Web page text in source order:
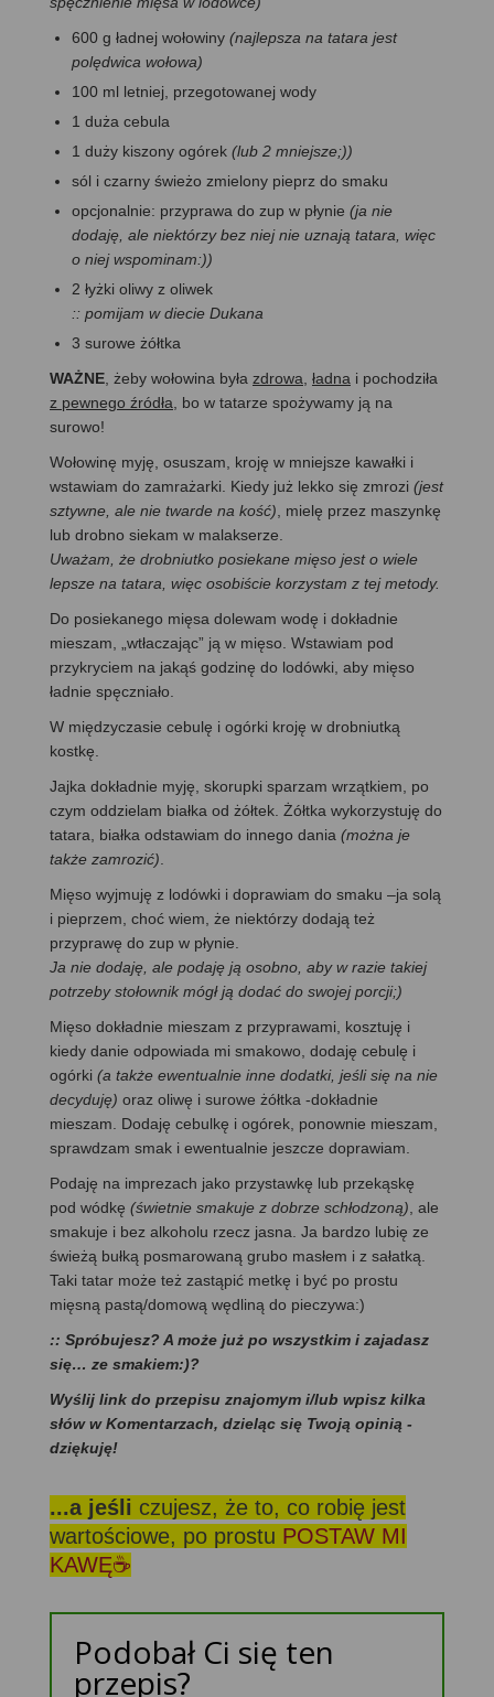
600 g ładnej wołowiny (najlepsza na tatara jest
polędwica wołowa)
100 ml letniej, przegotowanej wody
1 duża cebula
1 duży kiszony ogórek (lub 2 mniejsze;))
sól i czarny świeżo zmielony pieprz do smaku
opcjonalnie: przyprawa do zup w płynie (ja nie
dodaję, ale niektórzy bez niej nie uznają tatara, więc
o niej wspominam:))
2 łyżki oliwy z oliwek
:: pomijam w diecie Dukana
3 surowe żółtka
WAŻNE, żeby wołowina była zdrowa, ładna i pochodziła
z pewnego źródła, bo w tatarze spożywamy ją na
surowo!
Wołowinę myję, osuszam, kroję w mniejsze kawałki i
wstawiam do zamrażarki. Kiedy już lekko się zmrozi (jest
sztywne, ale nie twarde na kość), mielę przez maszynkę
lub drobno siekam w malakserze.
Uważam, że drobniutko posiekane mięso jest o wiele
lepsze na tatara, więc osobiście korzystam z tej metody.
Do posiekanego mięsa dolewam wodę i dokładnie
mieszam, „wtłaczając” ją w mięso. Wstawiam pod
przykryciem na jakąś godzinę do lodówki, aby mięso
ładnie spęczniało.
W międzyczasie cebulę i ogórki kroję w drobniutką
kostkę.
Jajka dokładnie myję, skorupki sparzam wrzątkiem, po
czym oddzielam białka od żółtek. Żółtka wykorzystuję do
tatara, białka odstawiam do innego dania (można je
także zamrozić).
Mięso wyjmuję z lodówki i doprawiam do smaku –ja solą
i pieprzem, choć wiem, że niektórzy dodają też
przyprawę do zup w płynie.
Ja nie dodaję, ale podaję ją osobno, aby w razie takiej
potrzeby stołownik mógł ją dodać do swojej porcji;)
Mięso dokładnie mieszam z przyprawami, kosztuję i
kiedy danie odpowiada mi smakowo, dodaję cebulę i
ogórki (a także ewentualnie inne dodatki, jeśli się na nie
decyduję) oraz oliwę i surowe żółtka -dokładnie
mieszam. Dodaję cebulkę i ogórek, ponownie mieszam,
sprawdzam smak i ewentualnie jeszcze doprawiam.
Podaję na imprezach jako przystawkę lub przekąskę
pod wódkę (świetnie smakuje z dobrze schłodzoną), ale
smakuje i bez alkoholu rzecz jasna. Ja bardzo lubię ze
świeżą bułką posmarowaną grubo masłem i z sałatką.
Taki tatar może też zastąpić metkę i być po prostu
mięsną pastą/domową wędliną do pieczywa:)
:: Spróbujesz? A może już po wszystkim i zajadasz
się… ze smakiem:)?
Wyślij link do przepisu znajomym i/lub wpisz kilka
słów w Komentarzach, dzieląc się Twoją opinią -
dziękuję!
...a jeśli czujesz, że to, co robię jest
wartościowe, po prostu POSTAW MI
KAWĘ☕
Podobał Ci się ten
przepis?